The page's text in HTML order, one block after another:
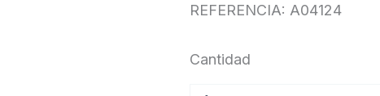
REFERENCIA: A04124
Cantidad